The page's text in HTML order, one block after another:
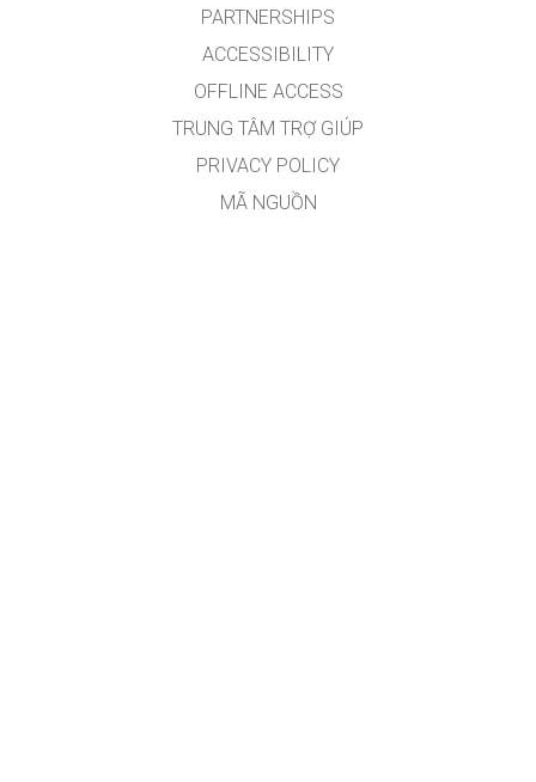
PARTNERSHIPS
ACCESSIBILITY
OFFLINE ACCESS
TRUNG TÂM TRỢ GIÚP
PRIVACY POLICY
MÃ NGUỒN